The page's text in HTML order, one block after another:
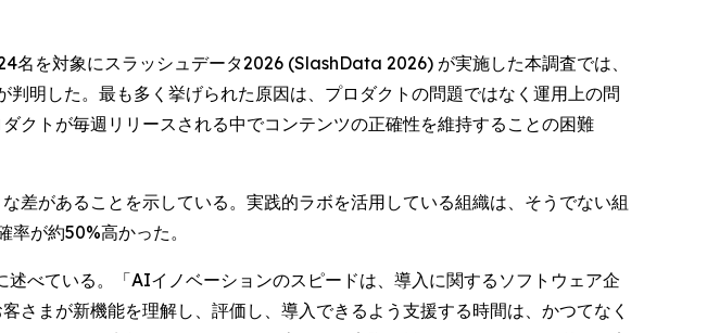
を対象にスラッシュデータ2026 (SlashData 2026) が実施した本調査では、
明した。最も多く挙げられた原因は、プロダクトの問題ではなく運用上の問
クトが毎週リリースされる中でコンテンツの正確性を維持することの困難
差があることを示している。実践的ラボを活用している組織は、そうでない組
が約50%高かった。
べている。「AIイノベーションのスピードは、導入に関するソフトウェア企
まが新機能を理解し、評価し、導入できるよう支援する時間は、かつてなく